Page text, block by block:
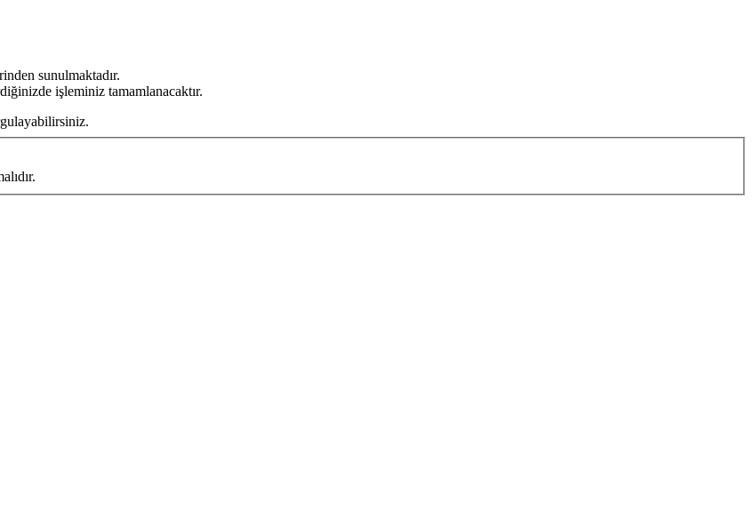
sunulmaktadır.
işleminiz tamamlanacaktır.